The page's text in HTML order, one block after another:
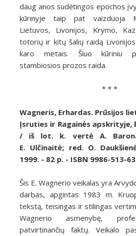
daug anos sudėtingos epochos
kūrinyje taip pat vaizduoja
Lietuvos, Livonijos, Krymo,
totorių ir kitų šalių raidą
karo metais. Šiuo kūriniu
stambiosios prozos raida.
* * *
Wagneris, Erhardas. Prūsijos
Įsruties ir Ragainės
/ iš lot. k. vertė A.
E. Ulčinaitė; red. O.
1999. - 82 p. - ISBN 9986-513-
Šis E. Wagnerio veikalas yra
darbas, apgintas 1983 m.
tekstą, teisingas ir stilingas
Wagnerio asmenybę,
patvirtinančių faktų. Veikalo